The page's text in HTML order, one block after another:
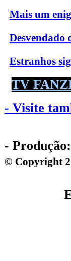
Mais um
Desvendado
Estranhos
TV
- Visite
-
© Copyright